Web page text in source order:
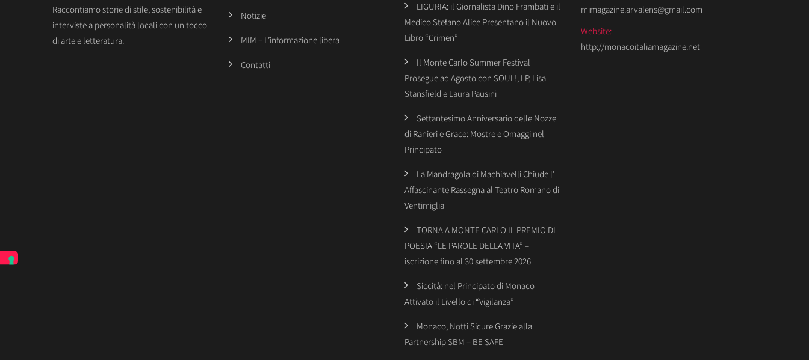
Raccontiamo storie di stile, sostenibilità e
interviste a personalità locali con un tocco
di arte e letteratura.
Notizie
MIM – L’informazione libera
Contatti
LIGURIA: il Giornalista Dino Frambati e il
Medico Stefano Alice Presentano il Nuovo
Libro “Crimen”
Il Monte Carlo Summer Festival
Prosegue ad Agosto con SOUL!, LP, Lisa
Stansfield e Laura Pausini
Settantesimo Anniversario delle Nozze
di Ranieri e Grace: Mostre e Omaggi nel
Principato
La Mandragola di Machiavelli Chiude l’
Affascinante Rassegna al Teatro Romano di
Ventimiglia
TORNA A MONTE CARLO IL PREMIO DI
POESIA “LE PAROLE DELLA VITA” –
iscrizione fino al 30 settembre 2026
Siccità: nel Principato di Monaco
Attivato il Livello di “Vigilanza”
Monaco, Notti Sicure Grazie alla
Partnership SBM – BE SAFE
mimagazine.arvalens@gmail.com
Website:
http://monacoitaliamagazine.net